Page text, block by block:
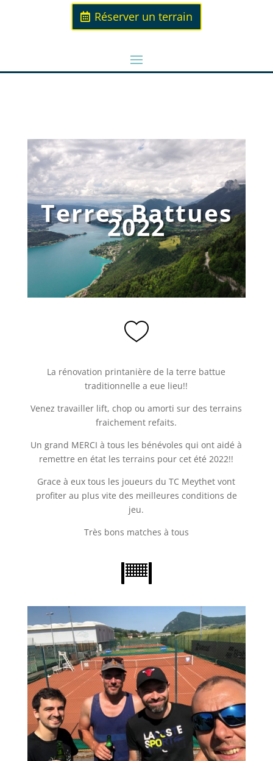
Réserver un terrain
Terres Battues
2022
La rénovation printanière de la terre battue
traditionnelle a eue lieu!!
Venez travailler lift, chop ou amorti sur des terrains
fraichement refaits.
Un grand MERCI à tous les bénévoles qui ont aidé à
remettre en état les terrains pour cet été 2022!!
Grace à eux tous les joueurs du TC Meythet vont
profiter au plus vite des meilleures conditions de
jeu.
Très bons matches à tous